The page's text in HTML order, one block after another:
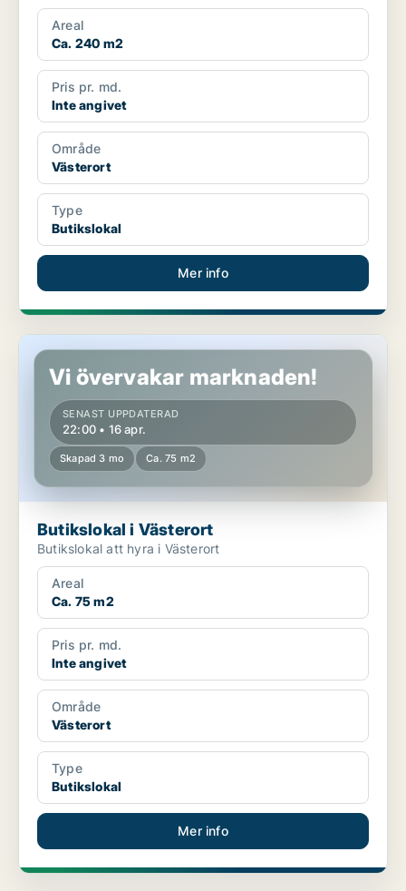
Areal
Ca. 240 m2
Pris pr. md.
Inte angivet
Område
Västerort
Type
Butikslokal
Mer info
Butikslokal i Västerort
Vi övervakar marknaden!
SENAST UPPDATERAD
22:00 • 16 apr.
Skapad 3 mo Ca. 75 m2
Butikslokal i Västerort
Butikslokal att hyra i Västerort
Areal
Ca. 75 m2
Pris pr. md.
Inte angivet
Område
Västerort
Type
Butikslokal
Mer info